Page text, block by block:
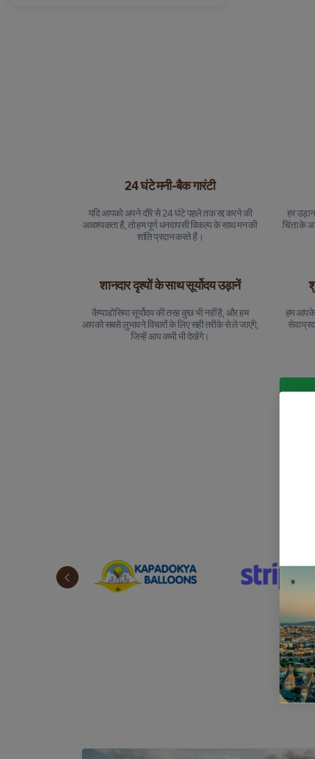
24 घंटे मनी-बैक गारंटी
यदि आपको अपने दौरे से 24 घंटे पहले तक रद्द करने की
आवश्यकता है, तो हम पूर्ण धनवापसी विकल्प के साथ मन की
शांति प्रदान करते हैं।
हर
चिंता के
शानदार दृश्यों के साथ सूर्योदय उड़ानें
कैप्पाडोसिया सूर्योदय की तरह कुछ भी नहीं है, और हम
आपको सबसे लुभावने विचारों के लिए सही तरीके से ले जाएंगे,
जिन्हें आप कभी भी देखेंगे।
हम आपके
सेवा